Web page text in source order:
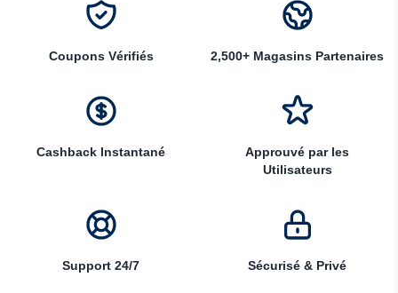
Coupons Vérifiés 2,500+ Magasins Partenaires
Cashback Instantané
Approuvé par les
Utilisateurs
Support 24/7 Sécurisé & Privé